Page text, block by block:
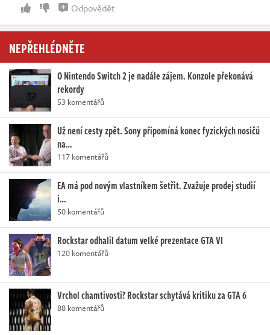
Odpovědět
NEPŘEHLÉDNĚTE
O Nintendo Switch 2 je nadále zájem. Konzole překonává
rekordy
53 komentářů
Už není cesty zpět. Sony připomíná konec fyzických nosičů
na…
117 komentářů
EA má pod novým vlastníkem šetřit. Zvažuje prodej studií
i…
50 komentářů
Rockstar odhalil datum velké prezentace GTA VI
120 komentářů
Vrchol chamtivosti? Rockstar schytává kritiku za GTA 6
88 komentářů